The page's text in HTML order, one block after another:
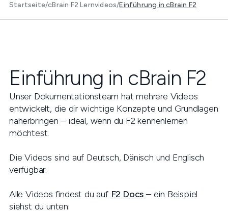
Startseite/cBrain F2 Lernvideos/Einführung in cBrain F2
Einführung in cBrain F2
Unser Dokumentationsteam hat mehrere Videos
entwickelt, die dir wichtige Konzepte und Grundlagen
näherbringen – ideal, wenn du F2 kennenlernen
möchtest.
Die Videos sind auf Deutsch, Dänisch und Englisch
verfügbar.
Alle Videos findest du auf F2 Docs – ein Beispiel
siehst du unten: